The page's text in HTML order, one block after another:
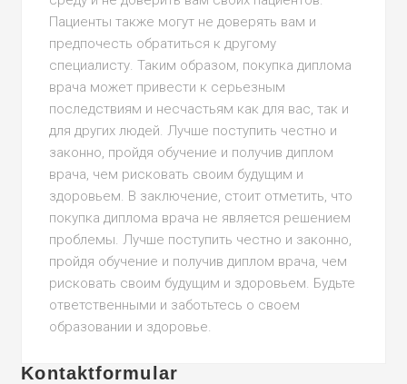
Пациенты также могут не доверять вам и
предпочесть обратиться к другому
специалисту. Таким образом, покупка диплома
врача может привести к серьезным
последствиям и несчастьям как для вас, так и
для других людей. Лучше поступить честно и
законно, пройдя обучение и получив диплом
врача, чем рисковать своим будущим и
здоровьем. В заключение, стоит отметить, что
покупка диплома врача не является решением
проблемы. Лучше поступить честно и законно,
пройдя обучение и получив диплом врача, чем
рисковать своим будущим и здоровьем. Будьте
ответственными и заботьтесь о своем
образовании и здоровье.
Kontaktformular